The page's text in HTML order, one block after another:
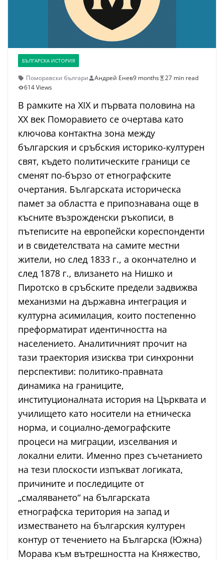
БЪЛГАРСКА ИСТОРИЯ
Поморавски българи Андрей Енев9 months
27 min read
614 Views
В рамките на XIX и първата половина на
XX век Поморавието се очертава като
ключова контактна зона между
българския и сръбския историко-културен
свят, където политическите граници се
сменят по-бързо от етнографските
очертания. Българската историческа
памет за областта е припознавана още в
късните възрожденски ръкописи, в
пътеписите на европейски кореспонденти
и в свидетелствата на самите местни
жители, но след 1833 г., а окончателно и
след 1878 г., влизането на Нишко и
Пиротско в сръбските предели задвижва
механизми на държавна интеграция и
културна асимилация, които постепенно
преформатират идентичността на
населението. Аналитичният прочит на
тази траектория изисква три синхронни
перспективи: политико-правната
динамика на границите,
институционалната история на Църквата и
училището като носители на етническа
норма, и социално-демографските
процеси на миграции, изселвания и
локални елити. Именно през съчетанието
на тези плоскости изпъкват логиката,
причините и последиците от
„смаляването“ на българската
етнографска територия на запад и
изместването на българския културен
контур от течението на Българска (Южна)
Морава към вътрешността на Княжество,